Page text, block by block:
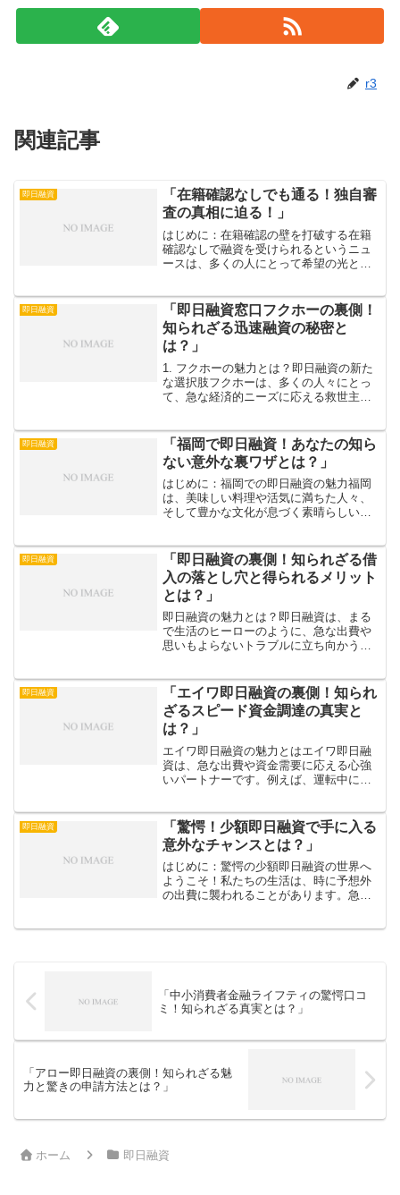
r3
関連記事
即日融資
「在籍確認なしでも通る！独自審
査の真相に迫る！」
はじめに：在籍確認の壁を打破する在籍
確認なしで融資を受けられるというニュ
ースは、多くの人にとって希望の光とな
する手段が求められていますが、通常の
金融機関では在籍確認が必...
即日融資
「即日融資窓口フクホーの裏側！
知られざる迅速融資の秘密と
は？」
1. フクホーの魅力とは？即日融資の新た
な選択肢フクホーは、多くの人々にとっ
て、急な経済的ニーズに応える救世主の
ります。例えば、急な医療費や突発的な
出費が必要な時、「フ...
即日融資
「福岡で即日融資！あなたの知ら
ない意外な裏ワザとは？」
はじめに：福岡での即日融資の魅力福岡
は、美味しい料理や活気に満ちた人々、
そして豊かな文化が息づく素晴らしい都
豊富に揃っています。しかし、即日融資
と聞くと、「大変そう…」...
即日融資
「即日融資の裏側！知られざる借
入の落とし穴と得られるメリット
とは？」
即日融資の魅力とは？即日融資は、まる
で生活のヒーローのように、急な出費や
思いもよらないトラブルに立ち向かう強
になったとき、即日融資があれば安心し
て対処できます。「お金が...
即日融資
「エイワ即日融資の裏側！知られ
ざるスピード資金調達の真実と
は？」
エイワ即日融資の魅力とはエイワ即日融
資は、急な出費や資金需要に応える心強
いパートナーです。例えば、運転中に突
とは、誰しもが経験する可能性がありま
す。そんな時、エイワの即...
即日融資
「驚愕！少額即日融資で手に入る
意外なチャンスとは？」
はじめに：驚愕の少額即日融資の世界へ
ようこそ！私たちの生活は、時に予想外
の出費に襲われることがあります。急な
「中小消費者金融ライフティの驚愕口コ
ミ！知られざる真実とは？」
「アロー即日融資の裏側！知られざる魅
力と驚きの申請方法とは？」
ホーム 即日融資